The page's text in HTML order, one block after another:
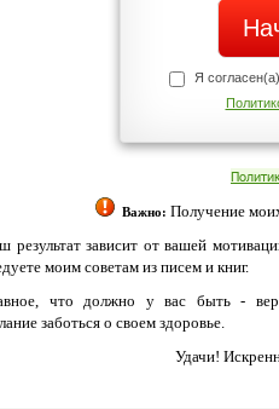
Я
Важно: Получение
результат зависит от вашей
моим советам из писем и книг.
что должно у вас быть -
заботься о своем здоровье.
Удачи!